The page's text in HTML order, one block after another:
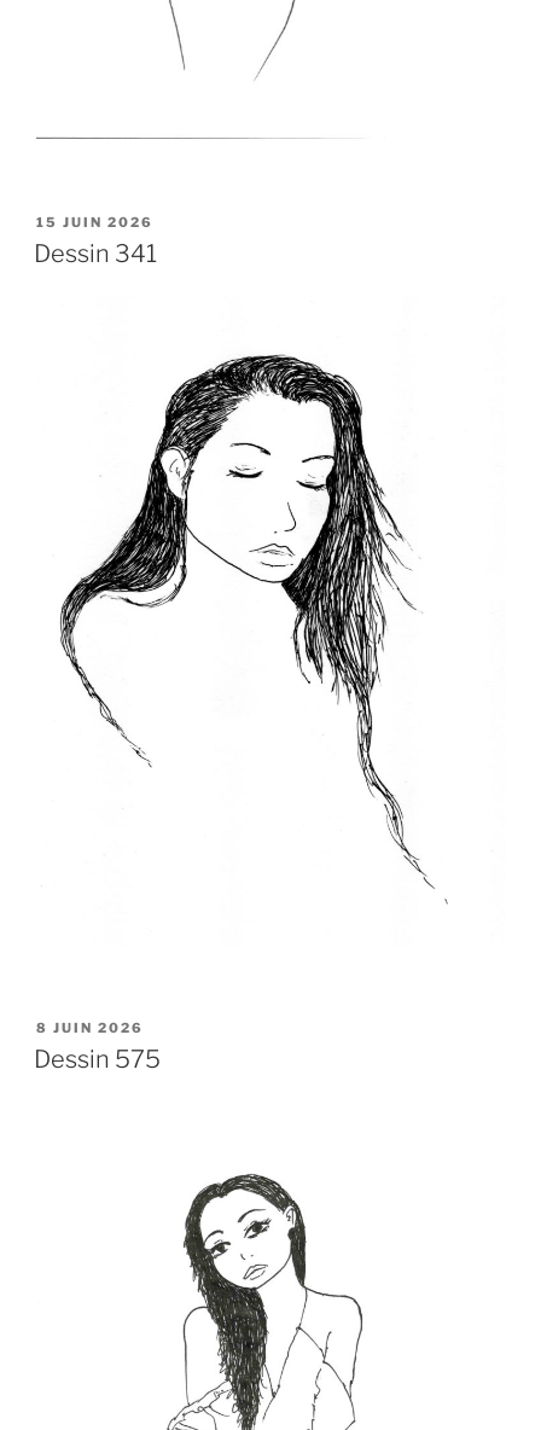
PUBLIÉ
LE
15 JUIN 2026
Dessin 341
PUBLIÉ
LE
8 JUIN 2026
Dessin 575